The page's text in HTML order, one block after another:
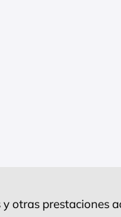
otras prestaciones